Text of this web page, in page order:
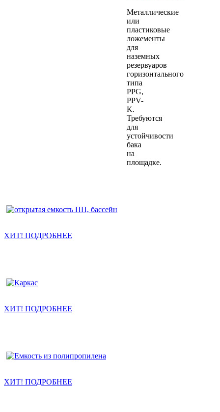
Металлические
или
пластиковые
ложементы
для
наземных
резервуаров
горизонтального
типа
PPG,
PPV-
K.
Требуются
для
устойчивости
бака
на
площадке.
ХИТ! ПОДРОБНЕЕ
ХИТ! ПОДРОБНЕЕ
ХИТ! ПОДРОБНЕЕ